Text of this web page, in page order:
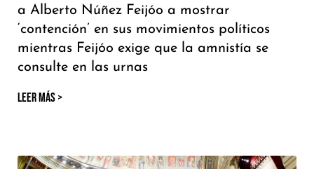
a Alberto Núñez Feijóo a mostrar
‘contención’ en sus movimientos políticos
mientras Feijóo exige que la amnistía se
consulte en las urnas
LEER MÁS >